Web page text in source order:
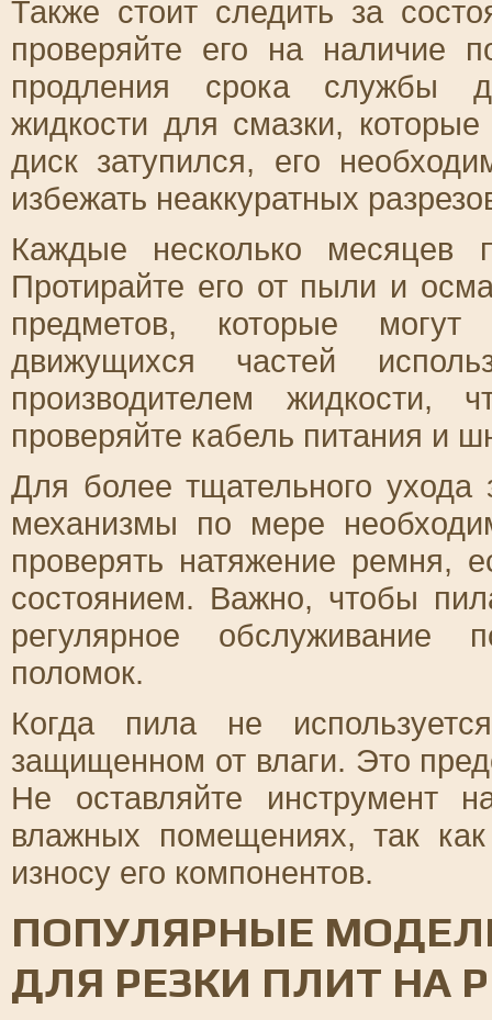
Также стоит следить за
проверяйте его на наличие
продления срока службы
жидкости для смазки,
диск затупился, его
избежать неаккуратных
Каждые несколько месяцев
Протирайте его от пыли и
предметов, которые
движущихся частей
производителем жидкости,
проверяйте кабель питания и
Для более тщательного
механизмы по мере
проверять натяжение ремня,
состоянием. Важно, чтобы
регулярное обслуживание
поломок.
Когда пила не
защищенном от влаги. Это
Не оставляйте инструмент
влажных помещениях, так
износу его компонентов.
ПОПУЛЯРНЫЕ
ДЛЯ РЕЗКИ ПЛИТ НА